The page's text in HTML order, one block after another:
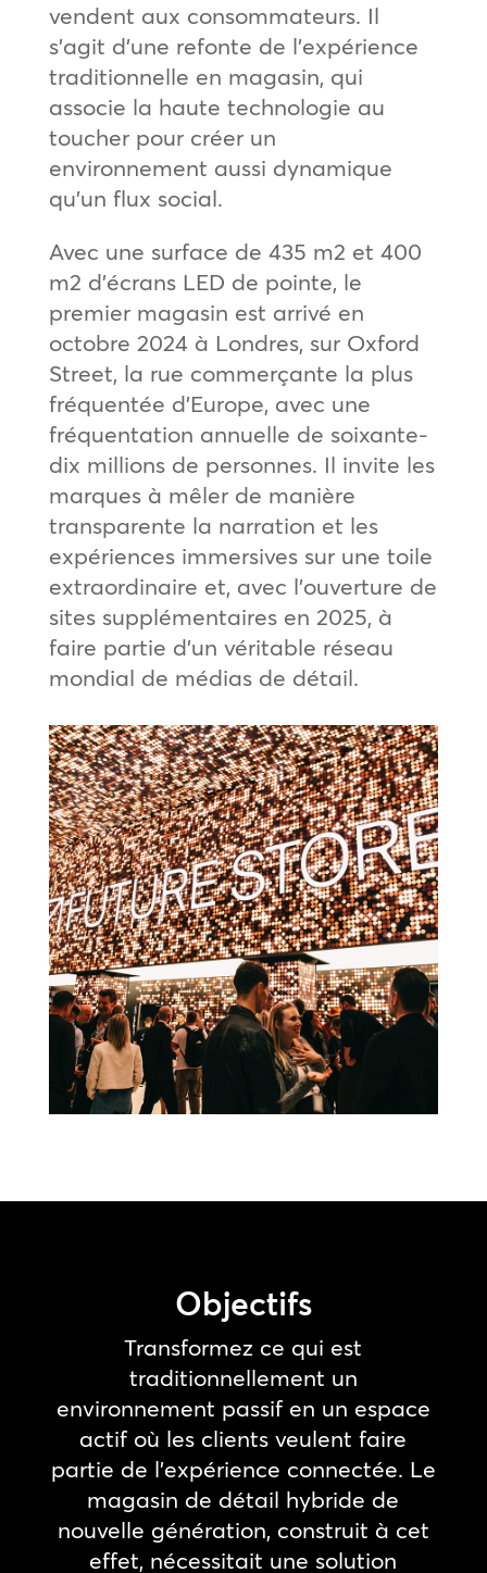
vendent aux consommateurs. Il
s’agit d’une refonte de l’expérience
traditionnelle en magasin, qui
associe la haute technologie au
toucher pour créer un
environnement aussi dynamique
qu’un flux social.
Avec une surface de 435 m2 et 400
m2 d’écrans LED de pointe, le
premier magasin est arrivé en
octobre 2024 à Londres, sur Oxford
Street, la rue commerçante la plus
fréquentée d’Europe, avec une
fréquentation annuelle de soixante-
dix millions de personnes. Il invite les
marques à mêler de manière
transparente la narration et les
expériences immersives sur une toile
extraordinaire et, avec l’ouverture de
sites supplémentaires en 2025, à
faire partie d’un véritable réseau
mondial de médias de détail.
Objectifs
Transformez ce qui est
traditionnellement un
environnement passif en un espace
actif où les clients veulent faire
partie de l’expérience connectée. Le
magasin de détail hybride de
nouvelle génération, construit à cet
effet, nécessitait une solution